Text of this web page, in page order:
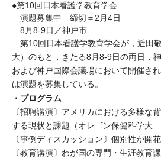
●第10回日本看護学教育学会
演題募集中 締切＝2月4日
8月8-9日／神戸市
第10回日本看護学教育学会が，近田
大）のもと，きたる8月8-9日の両日，
および神戸国際会議場において開催さ
は演題を募集している。
・プログラム
〔招聘講演〕アメリカにおける多様な
する現状と課題（オレゴン保健科学大
〔事例ディスカッション〕個別性が開
〔教育講演〕わが国の専門・生涯教育